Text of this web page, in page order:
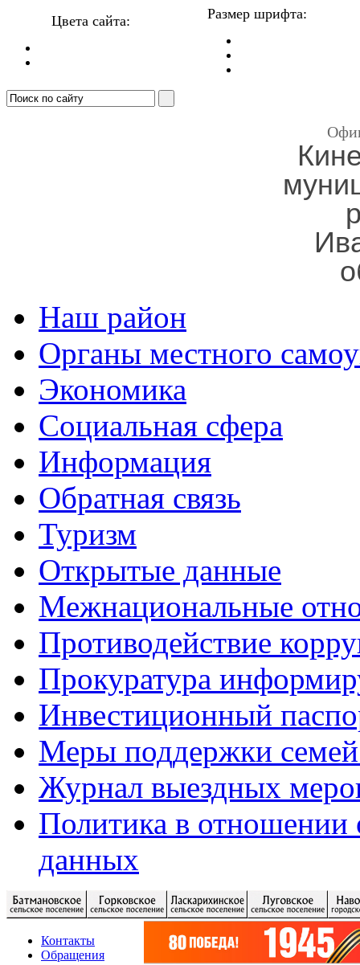
Цвета сайта: Размер шрифта:
Наш район
Органы местного
Экономика
Социальная сфера
Информация
Обратная связь
Туризм
Открытые данные
Межнациональные
Противодействие
Прокуратура
Инвестиционный
Меры поддержки
Журнал выездных
Политика в отношении
данных
Контакты
Обращения